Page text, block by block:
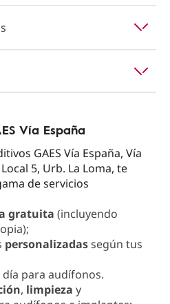
Vía España
GAES Vía España, Vía
5, Urb. La Loma, te
de servicios
gratuita (incluyendo
personalizadassegún tus
día para audífonos.
, limpieza y